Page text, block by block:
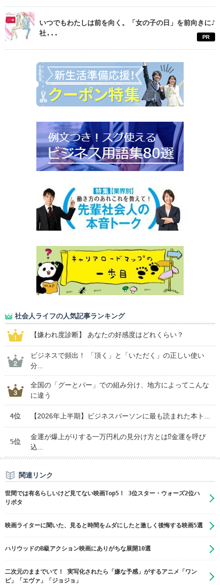
いつでもわたしは前を向く。「女の子の日」を前向きに♪
社...
PR
社会人ライフの人気記事ランキング
【嫌われ度診断】 あなたの好感度はどれくらい？
ビジネスで頻出！ 「頂く」と「いただく」の正しい使い
分...
全国の「グーとパー」での組み分け、地方によってこんな
に違う
4位 【2026年上半期】ビジネスパーソンに最も読まれた本ト...
5位
金運が爆上がりする一万円札の見分け方とは⁉金運を呼び
込...
関連リンク
世間では有名らしいけど見てない映画Top5！ 3位スター・ウォーズ2位ハ
リポタ
映画ライターに聞いた、見ると時間をムダにしたと激しく後悔する映画5選
ハリウッドのB級アクション映画にありがちな展開10選
二次元のままでいて！ 実写化されたら「嫌な予感」がするアニメ「ワン
ピ」「エヴァ」「ジョジョ」